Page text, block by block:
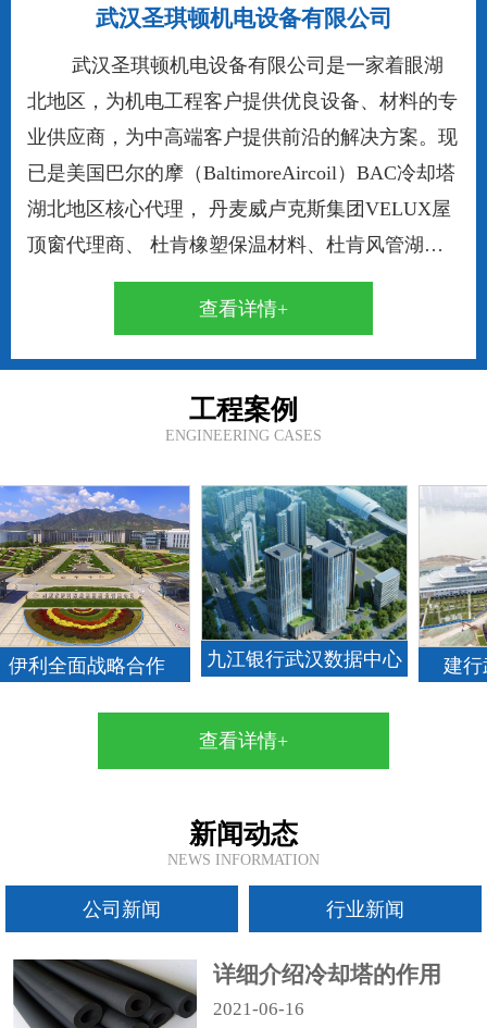
武汉圣琪顿机电设备有限公司
武汉圣琪顿机电设备有限公司是一家着眼湖
北地区，为机电工程客户提供优良设备、材料的专
业供应商，为中高端客户提供前沿的解决方案。现
已是美国巴尔的摩（BaltimoreAircoil）BAC冷却塔
湖北地区核心代理， 丹麦威卢克斯集团VELUX屋
顶窗代理商、 杜肯橡塑保温材料、杜肯风管湖北
地区一级代理。 本公司自成立以来凭借专业水平
和成熟的技术在行业内迅速崛起，依靠诚信求发
终不变的追求。在充分获得上游厂家先进的技术支
持的基础上，现己成功为光电行业、金融行业、大
服务。成功案例包括：劲酒神龙......
查看详情+
工程案例
ENGINEERING CASES
全面战略合作 九江银行武汉数据中心 建行武
查看详情+
新闻动态
NEWS INFORMATION
公司新闻 行业新闻
详细介绍冷却塔的作用
2021-06-16